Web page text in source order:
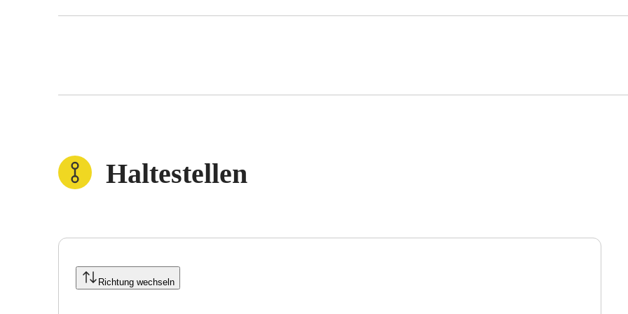
Haltestellen
Richtung wechseln